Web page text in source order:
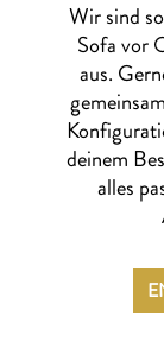
Wir sind
Sofa vor
aus.
deinem
alles